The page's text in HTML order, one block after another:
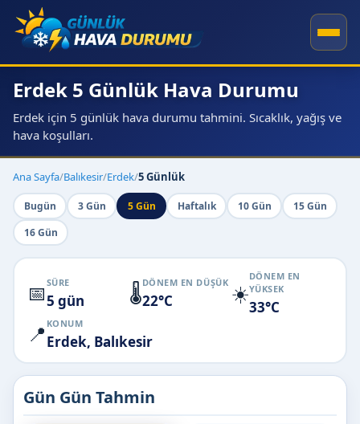
Erdek 5 Günlük Hava Durumu
Erdek için 5 günlük hava durumu tahmini. Sıcaklık, yağış ve
hava koşulları.
Ana Sayfa/Balıkesir/Erdek/5 Günlük
Bugün 3 Gün 5 Gün Haftalık 10 Gün
15 Gün
16 Gün
📅 SÜRE
5 gün 🌡️DÖNEM EN DÜŞÜK
22°C ☀️
DÖNEM EN
YÜKSEK
33°C
📍 KONUM
Erdek, Balıkesir
Gün Gün Tahmin